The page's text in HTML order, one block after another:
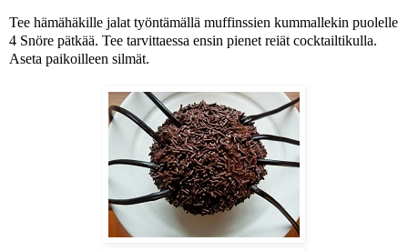
Tee hämähäkille jalat työntämällä muffinssien kummallekin puolelle
4 Snöre pätkää. Tee tarvittaessa ensin pienet reiät cocktailtikulla.
Aseta paikoilleen silmät.